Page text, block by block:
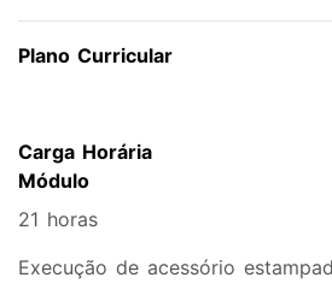
Plano Curricular
Carga Horária
Módulo
21 horas
Execução de acessório